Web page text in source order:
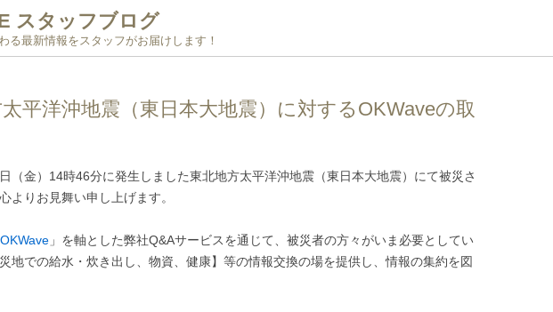
スタッフブログ
る最新情報をスタッフがお届けします！
平洋沖地震（東日本大地震）に対するOKWaveの取
（金）14時46分に発生しました東北地方太平洋沖地震（東日本大地震）にて被災さ
よりお見舞い申し上げます。
OKWave 」を軸とした弊社Q&Aサービスを通じて、被災者の方々がいま必要としてい
地での給水・炊き出し、物資、健康】等の情報交換の場を提供し、情報の集約を図